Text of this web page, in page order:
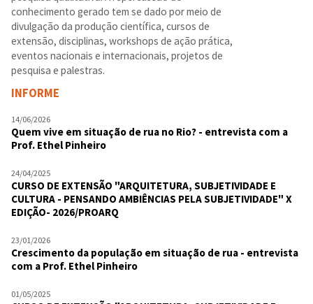
conhecimento gerado tem se dado por meio de
divulgação da produção científica, cursos de
extensão, disciplinas, workshops de ação prática,
eventos nacionais e internacionais, projetos de
pesquisa e palestras.
INFORME
14/06/2026
Quem vive em situação de rua no Rio? - entrevista com a
Prof. Ethel Pinheiro
24/04/2025
CURSO DE EXTENSÃO "ARQUITETURA, SUBJETIVIDADE E
CULTURA - PENSANDO AMBIÊNCIAS PELA SUBJETIVIDADE" X
EDIÇÃO- 2026/PROARQ
23/01/2026
Crescimento da população em situação de rua - entrevista
com a Prof. Ethel Pinheiro
01/05/2025